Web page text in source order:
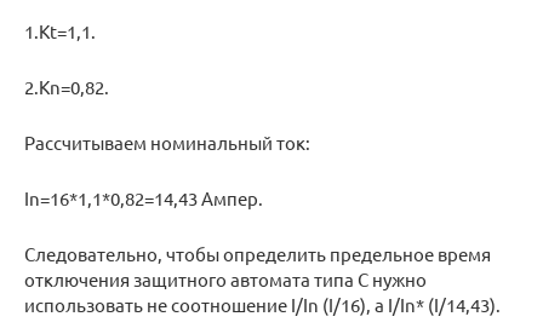
1.Kt=1,1.
2.Kn=0,82.
Рассчитываем номинальный ток:
In=16*1,1*0,82=14,43 Ампер.
Следовательно, чтобы определить предельное время
отключения защитного автомата типа С нужно
использовать не соотношение I/In (I/16), а I/In* (I/14,43).